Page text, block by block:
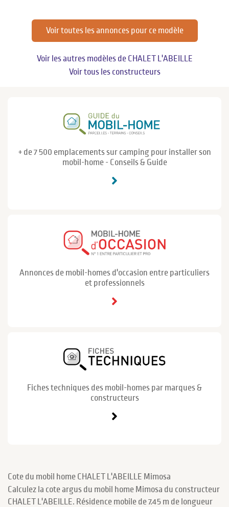
Voir toutes les annonces pour ce modèle
Voir les autres modèles de CHALET L'ABEILLE
Voir tous les constructeurs
+ de 7 500 emplacements sur camping pour installer son
mobil-home - Conseils & Guide
Annonces de mobil-homes d'occasion entre particuliers
et professionnels
Fiches techniques des mobil-homes par marques &
constructeurs
Cote du mobil home CHALET L'ABEILLE Mimosa
Calculez la cote argus du mobil home Mimosa du constructeur
CHALET L'ABEILLE. Résidence mobile de 7.45 m de longueur